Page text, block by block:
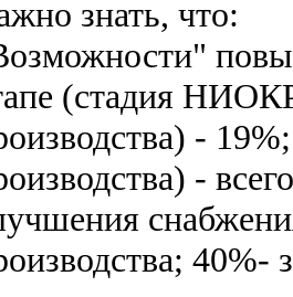
знать, что:
(стадия
-
-
40%-